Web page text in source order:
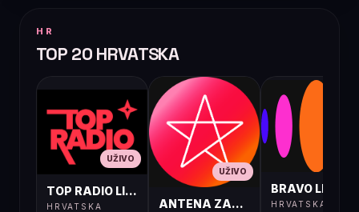
HR
TOP 20 HRVATSKA
UŽIVO
TOP RADIO LIVE
HRVATSKA
UŽIVO
ANTENA ZAGREB LIVE
BRAVO LIVE
HRVATSKA